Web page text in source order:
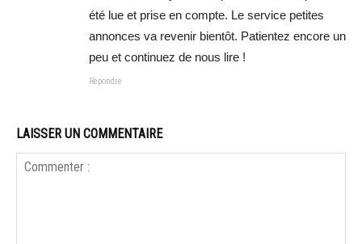
été lue et prise en compte. Le service petites
annonces va revenir bientôt. Patientez encore un
peu et continuez de nous lire !
Répondre
LAISSER UN COMMENTAIRE